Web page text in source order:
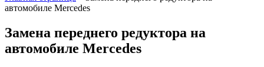
автомобиле Mercedes
Замена переднего редуктора на
автомобиле Mercedes